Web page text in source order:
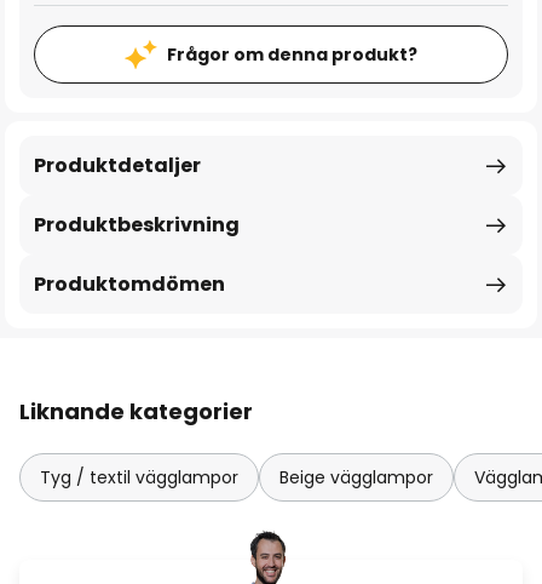
Frågor om denna produkt?
Produktbeskrivning
Produktdetaljer
Produktomdömen
Liknande kategorier
Tyg / textil vägglampor Beige vägglampor